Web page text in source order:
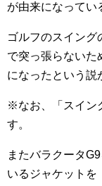
が由来になってい
ゴルフのスイング
で突っ張らないた
になったという説
※なお、「スイン
す。
またバラクータ
いるジャケットを